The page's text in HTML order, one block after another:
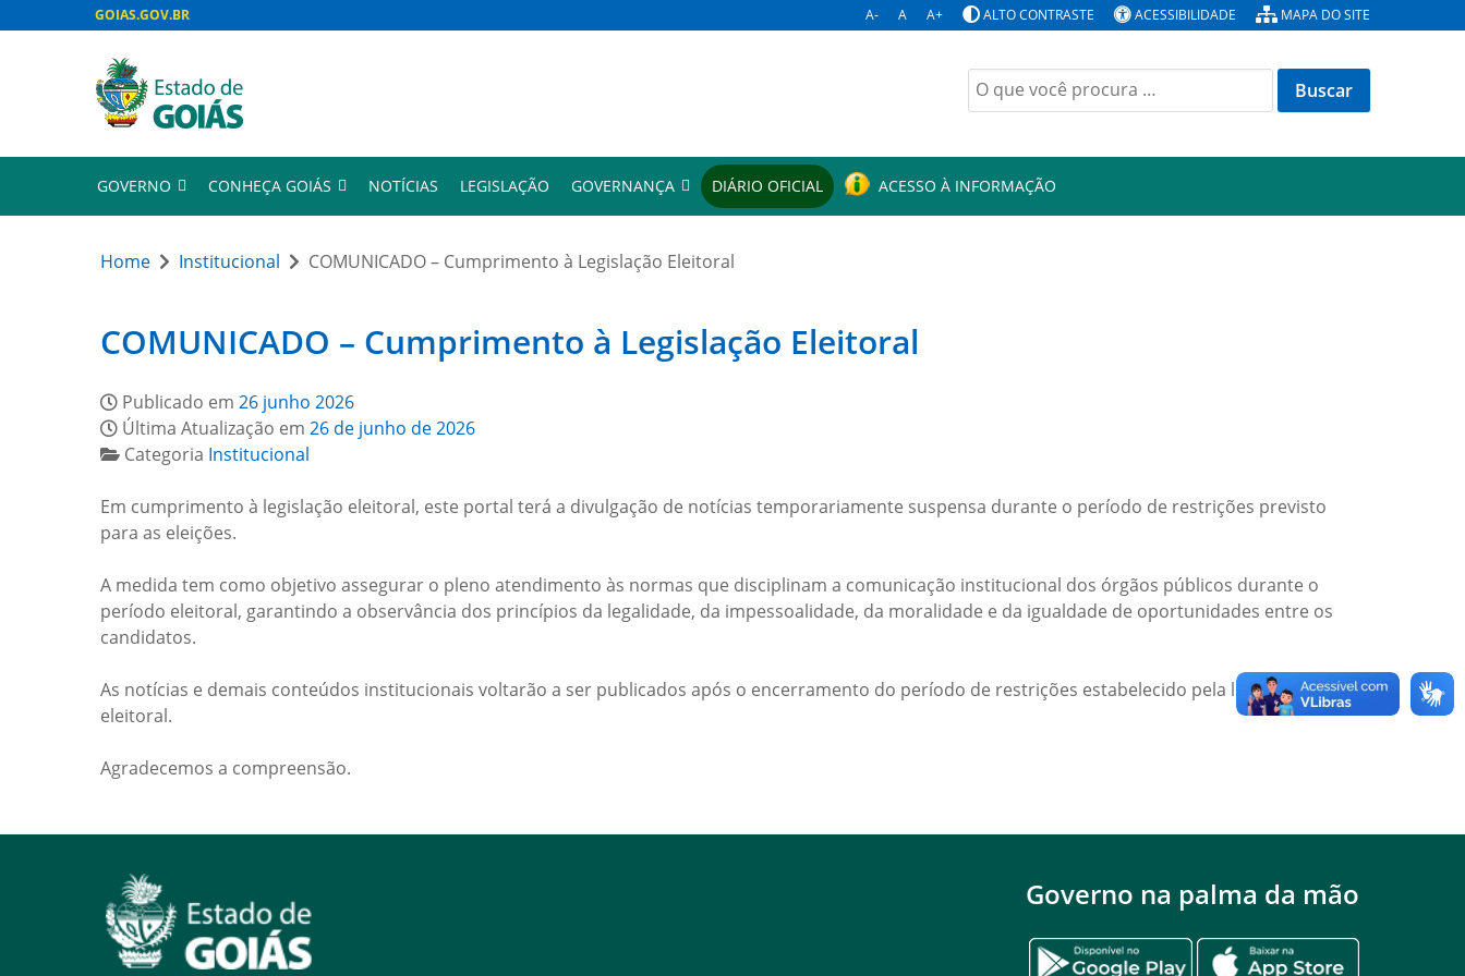
GOIAS.GOV.BR A- A A+ ALTO CONTRASTE ACESSIBILIDADE MAPA DO SITE
Buscar
por:
GOVERNO CONHEÇA GOIÁS NOTÍCIAS LEGISLAÇÃO GOVERNANÇA DIÁRIO OFICIAL ACESSO À INFORMAÇÃO
Home Institucional COMUNICADO – Cumprimento à Legislação Eleitoral
COMUNICADO – Cumprimento à Legislação Eleitoral
Publicado em 26 junho 2026
Última Atualização em 26 de junho de 2026
Categoria Institucional
Em cumprimento à legislação eleitoral, este portal terá a divulgação de notícias temporariamente suspensa durante o período de restrições previsto
para as eleições.
A medida tem como objetivo assegurar o pleno atendimento às normas que disciplinam a comunicação institucional dos órgãos públicos durante o
período eleitoral, garantindo a observância dos princípios da legalidade, da impessoalidade, da moralidade e da igualdade de oportunidades entre os
candidatos.
As notícias e demais conteúdos institucionais voltarão a ser publicados após o encerramento do período de restrições estabelecido pela legislação
eleitoral.
Agradecemos a compreensão.
Governo na palma da mão